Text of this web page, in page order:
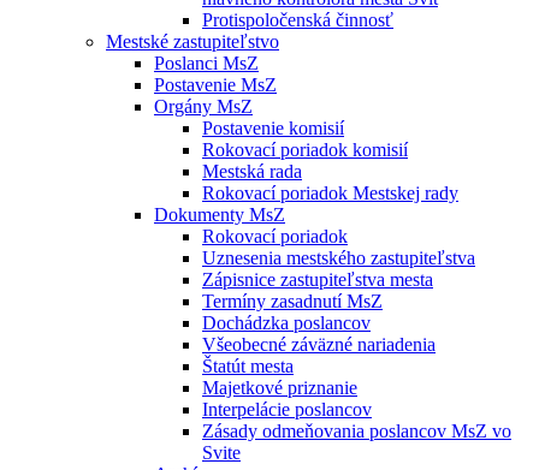
Protispoločenská činnosť
Mestské zastupiteľstvo
Poslanci MsZ
Postavenie MsZ
Orgány MsZ
Postavenie komisií
Rokovací poriadok komisií
Mestská rada
Rokovací poriadok Mestskej rady
Dokumenty MsZ
Rokovací poriadok
Uznesenia mestského zastupiteľstva
Zápisnice zastupiteľstva mesta
Termíny zasadnutí MsZ
Dochádzka poslancov
Všeobecné záväzné nariadenia
Štatút mesta
Majetkové priznanie
Interpelácie poslancov
Zásady odmeňovania poslancov MsZ vo
Svite